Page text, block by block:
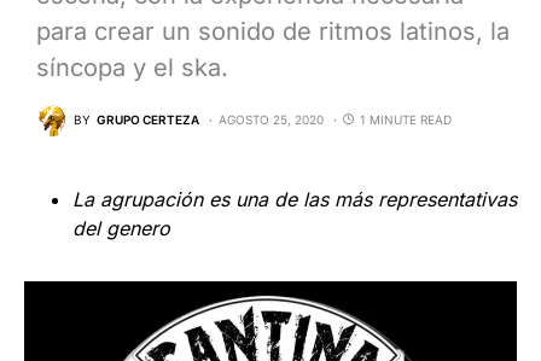
para crear un sonido de ritmos latinos, la
síncopa y el ska.
BY GRUPO CERTEZA AGOSTO 25, 2020 1 MINUTE READ
La agrupación es una de las más representativas
del genero